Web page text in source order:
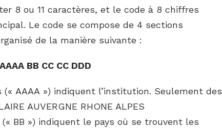
8 ou 11 caractères, et le code à 8 chiffres
Le code se compose de 4 sections
de la manière suivante :
AAAA BB CC CC DDD
AAAA ») indiquent l’institution. Seulement des
AUVERGNE RHONE ALPES
BB ») indiquent le pays où se trouvent les